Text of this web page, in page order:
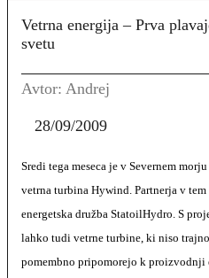
Vetrna energija – Prva
svetu
Avtor: Andrej
28/09/2009
Sredi tega meseca je v Severnem
vetrna turbina Hywind. Partnerja v
energetska družba StatoilHydro. S
lahko tudi vetrne turbine, ki niso
pomembno pripomorejo k